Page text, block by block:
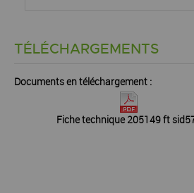
TÉLÉCHARGEMENTS
Documents en téléchargement :
Fiche technique 205149 ft